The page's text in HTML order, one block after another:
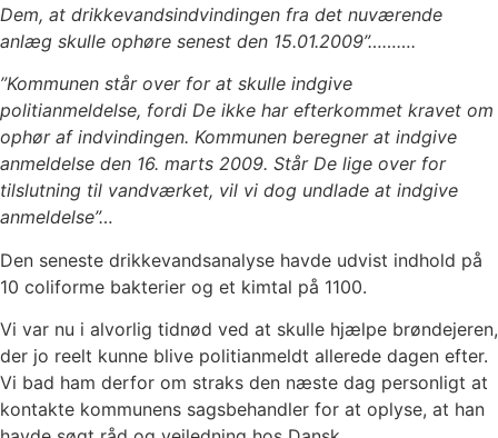
Dem, at drikkevandsindvindingen fra det nuværende
anlæg skulle ophøre senest den 15.01.2009”……….
”Kommunen står over for at skulle indgive
politianmeldelse, fordi De ikke har efterkommet kravet om
ophør af indvindingen. Kommunen beregner at indgive
anmeldelse den 16. marts 2009. Står De lige over for
tilslutning til vandværket, vil vi dog undlade at indgive
anmeldelse”…
Den seneste drikkevandsanalyse havde udvist indhold på
10 coliforme bakterier og et kimtal på 1100.
Vi var nu i alvorlig tidnød ved at skulle hjælpe brøndejeren,
der jo reelt kunne blive politianmeldt allerede dagen efter.
Vi bad ham derfor om straks den næste dag personligt at
kontakte kommunens sagsbehandler for at oplyse, at han